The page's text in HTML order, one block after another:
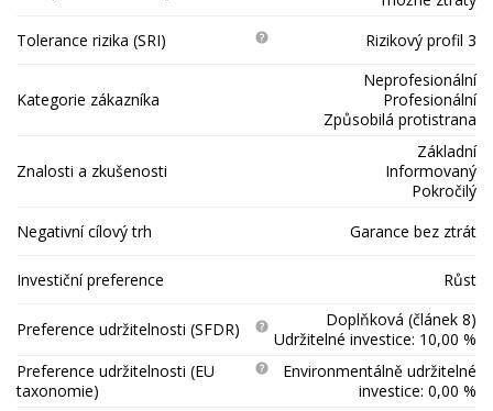
Tolerance rizika (SRI)
Rizikový profil 3
Kategorie zákazníka
Neprofesionální
Profesionální
Způsobilá protistrana
Znalosti a zkušenosti
Základní
Informovaný
Pokročilý
Negativní cílový trh
Garance bez ztrát
Investiční preference Růst
Preference udržitelnosti (SFDR)
Doplňková (článek 8)
Udržitelné investice: 10,00 %
Preference udržitelnosti (EU
taxonomie)
Environmentálně udržitelné
investice: 0,00 %